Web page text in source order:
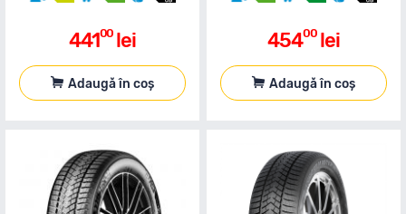
44100 lei
Adaugă în coș
45400 lei
Adaugă în coș